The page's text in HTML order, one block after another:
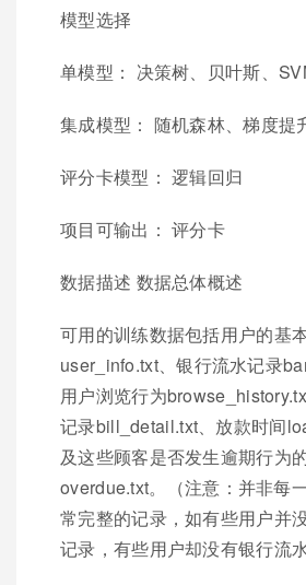
模型选择
单模型： 决策树、贝叶斯、
集成模型： 随机森林、梯度提
评分卡模型： 逻辑回归
项目可输出： 评分卡
数据描述 数据总体概述
可用的训练数据包括用户的基
user_info.txt、银行流水记录
用户浏览行为
记录bill_detail.txt、放款时间
及这些顾客是否发生逾期行为
overdue.txt。（注意：并非每
常完整的记录，如有些用户并
记录，有些用户却没有银行流